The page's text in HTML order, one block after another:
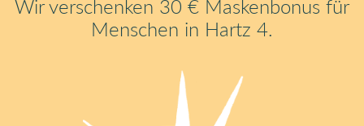
Wir verschenken 30 € Maskenbonus für
Menschen in Hartz 4.